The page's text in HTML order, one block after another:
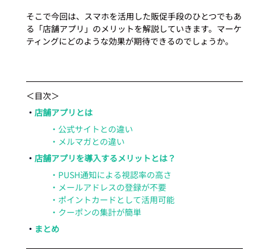
そこで今回は、スマホを活用した販促手段のひとつでもあ
る「店舗アプリ」のメリットを解説していきます。マーケ
ティングにどのような効果が期待できるのでしょうか。
＜目次＞
・ 店舗アプリとは
・公式サイトとの違い
・メルマガとの違い
・ 店舗アプリを導入するメリットとは？
・PUSH通知による視認率の高さ
・メールアドレスの登録が不要
・ポイントカードとして活用可能
・クーポンの集計が簡単
・ まとめ